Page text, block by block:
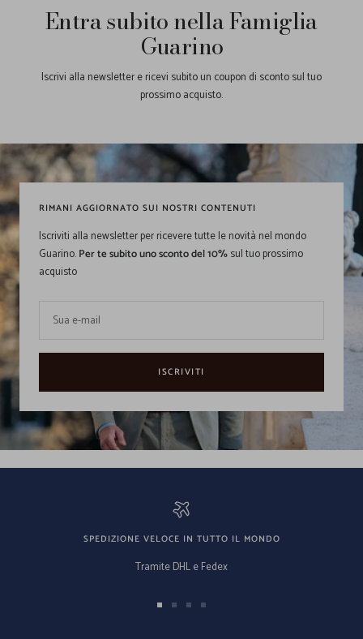
Entra subito nella Famiglia
Guarino
Iscrivi alla newsletter e ricevi subito un coupon di sconto sul tuo
prossimo acquisto.
RIMANI AGGIORNATO SUI NOSTRI CONTENUTI
Iscriviti alla newsletter per ricevere tutte le novità nel mondo
Guarino.Per te subito uno sconto del 10%sul tuo prossimo
acquisto
Sua e-mail
ISCRIVITI
SPEDIZIONE VELOCE IN TUTTO IL MONDO
Tramite DHL e Fedex
Vai Vai Vai Vai